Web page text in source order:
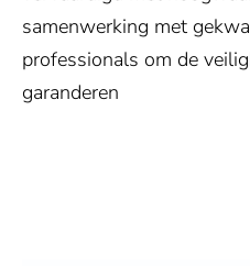
samenwerking met
professionals om de
garanderen